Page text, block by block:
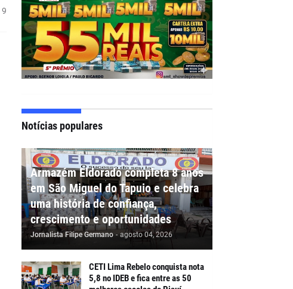
9
Notícias populares
Armazém Eldorado completa 8 anos
em São Miguel do Tapuio e celebra
uma história de confiança,
crescimento e oportunidades
Jornalista Filipe Germano - agosto 04, 2026
CETI Lima Rebelo conquista nota
5,8 no IDEB e fica entre as 50